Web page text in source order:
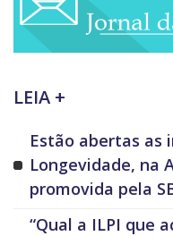
LEIA +
Estão abertas as
Longevidade, na
promovida pela
“Qual a ILPI que